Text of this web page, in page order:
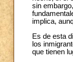
sin
implica,
Es de esta
los
que tienen